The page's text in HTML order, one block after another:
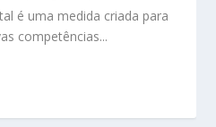
é uma medida criada para
competências...